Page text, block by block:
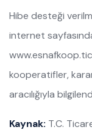
Hibe desteği
internet
kooperatifler,
aracılığıyla
Kaynak: T.C.